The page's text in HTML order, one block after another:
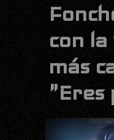
con
más
"Eres